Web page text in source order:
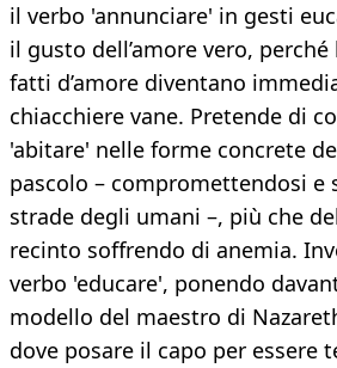
il verbo 'annunciare' in gesti
il gusto dell’amore vero, perché
fatti d’amore diventano
chiacchiere vane. Pretende di
'abitare' nelle forme concrete
pascolo – compromettendosi e
strade degli umani –, più che
recinto soffrendo di anemia.
verbo 'educare', ponendo
modello del maestro di
dove posare il capo per essere